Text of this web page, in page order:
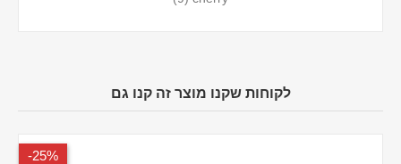
לקוחות שקנו מוצר זה קנו גם
25%-